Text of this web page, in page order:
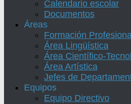
Calendario escolar
Documentos
Áreas
Formación
Área Lingüística
Área Científico-
Área Artística
Jefes de
Equipos
Equipo Directivo